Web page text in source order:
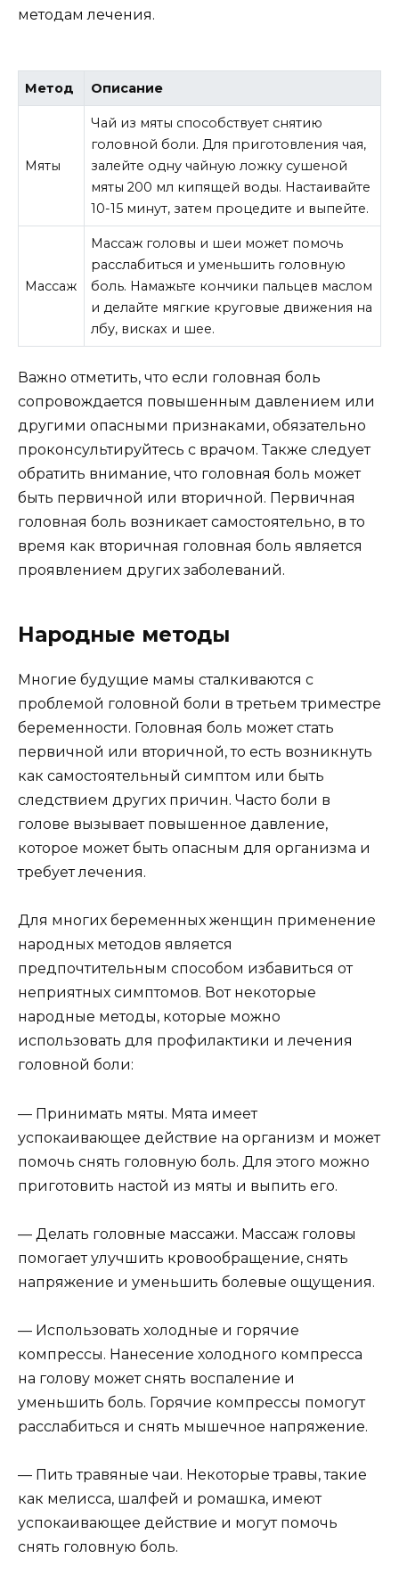
методам лечения.
Метод Описание
Мяты
Чай из мяты способствует снятию
головной боли. Для приготовления чая,
залейте одну чайную ложку сушеной
мяты 200 мл кипящей воды. Настаивайте
10-15 минут, затем процедите и выпейте.
Массаж
Массаж головы и шеи может помочь
расслабиться и уменьшить головную
боль. Намажьте кончики пальцев маслом
и делайте мягкие круговые движения на
лбу, висках и шее.
Важно отметить, что если головная боль
сопровождается повышенным давлением или
другими опасными признаками, обязательно
проконсультируйтесь с врачом. Также следует
обратить внимание, что головная боль может
быть первичной или вторичной. Первичная
головная боль возникает самостоятельно, в то
время как вторичная головная боль является
проявлением других заболеваний.
Народные методы
Многие будущие мамы сталкиваются с
проблемой головной боли в третьем триместре
беременности. Головная боль может стать
первичной или вторичной, то есть возникнуть
как самостоятельный симптом или быть
следствием других причин. Часто боли в
голове вызывает повышенное давление,
которое может быть опасным для организма и
требует лечения.
Для многих беременных женщин применение
народных методов является
предпочтительным способом избавиться от
неприятных симптомов. Вот некоторые
народные методы, которые можно
использовать для профилактики и лечения
головной боли:
— Принимать мяты. Мята имеет
успокаивающее действие на организм и может
помочь снять головную боль. Для этого можно
приготовить настой из мяты и выпить его.
— Делать головные массажи. Массаж головы
помогает улучшить кровообращение, снять
напряжение и уменьшить болевые ощущения.
— Использовать холодные и горячие
компрессы. Нанесение холодного компресса
на голову может снять воспаление и
уменьшить боль. Горячие компрессы помогут
расслабиться и снять мышечное напряжение.
— Пить травяные чаи. Некоторые травы, такие
как мелисса, шалфей и ромашка, имеют
успокаивающее действие и могут помочь
снять головную боль.